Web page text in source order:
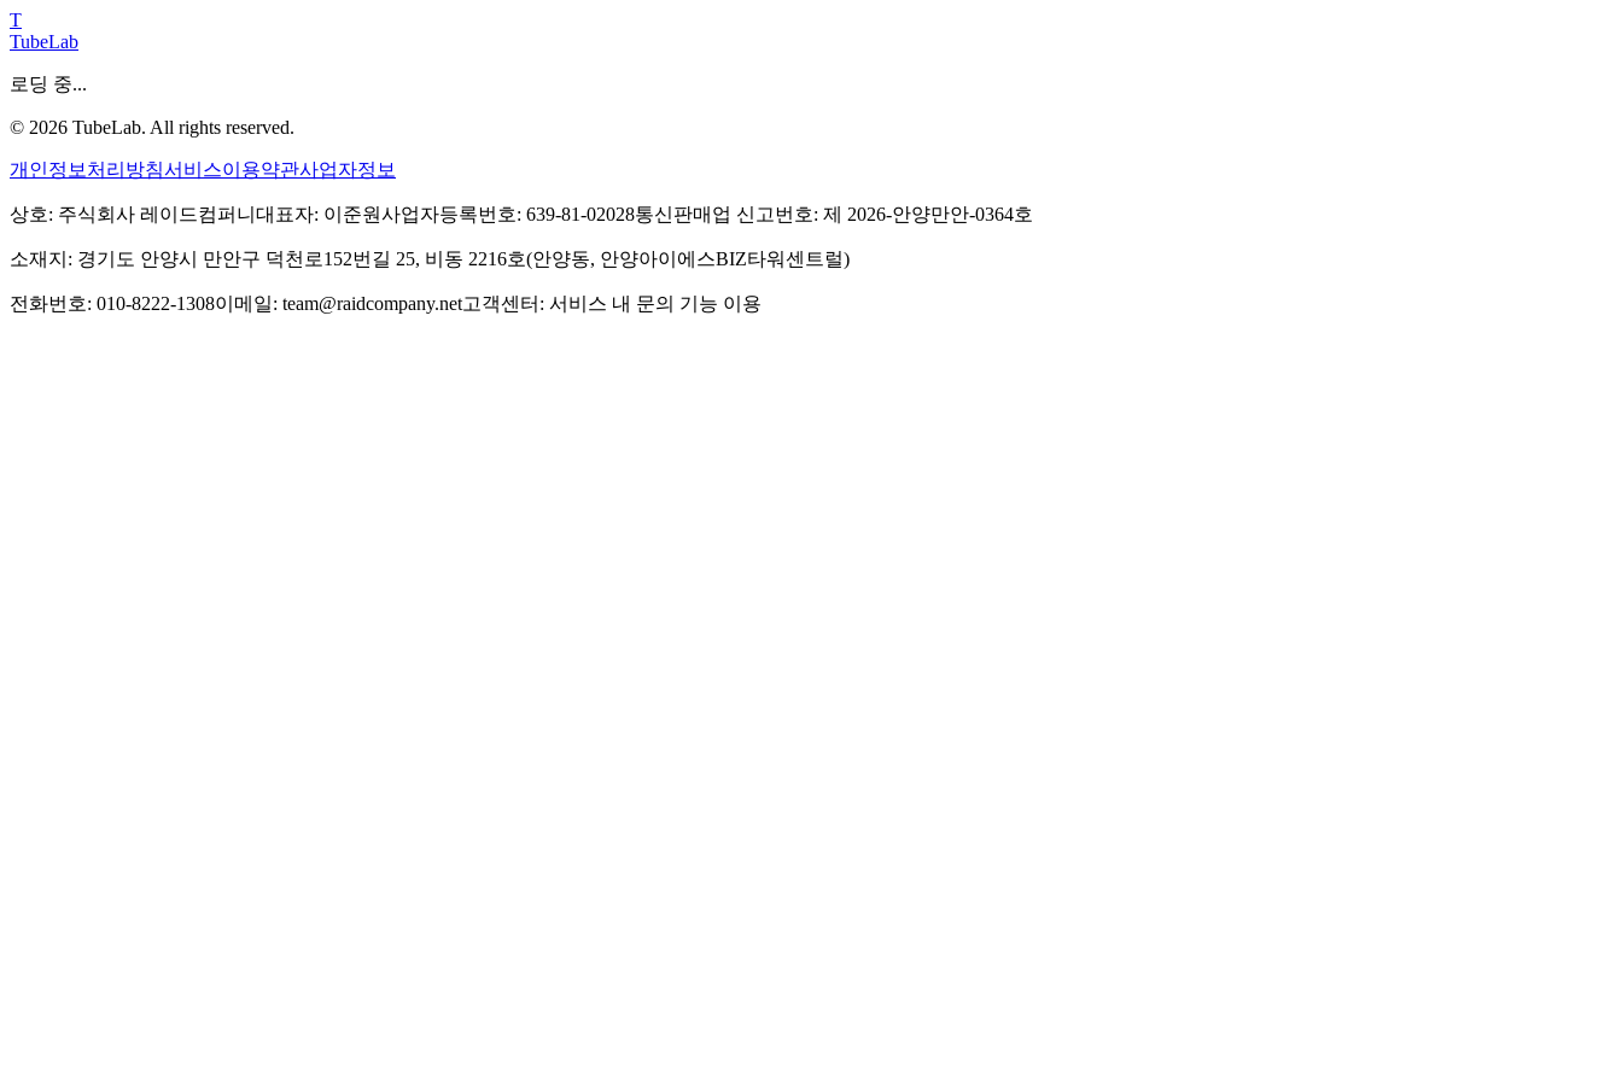
T
TubeLab
로딩 중...
© 2026 TubeLab. All rights reserved.
개인정보처리방침서비스이용약관사업자정보
상호: 주식회사 레이드컴퍼니 대표자: 이준원사업자등록번호: 639-81-02028통신판매업 신고번호: 제 2026-안양만안-0364호
소재지: 경기도 안양시 만안구 덕천로152번길 25, 비동 2216호(안양동, 안양아이에스BIZ타워센트럴)
전화번호: 010-8222-1308이메일: team@raidcompany.net고객센터: 서비스 내 문의 기능 이용